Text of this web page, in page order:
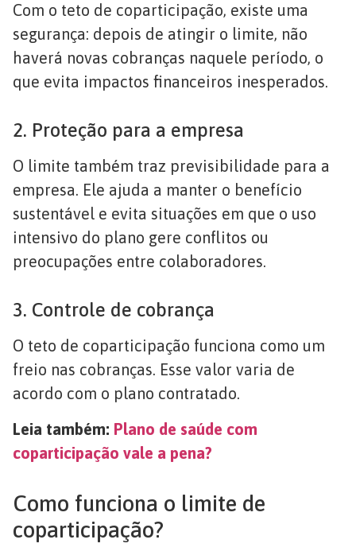
Com o teto de coparticipação, existe uma
segurança: depois de atingir o limite, não
haverá novas cobranças naquele período, o
que evita impactos financeiros inesperados.
2. Proteção para a empresa
O limite também traz previsibilidade para a
empresa. Ele ajuda a manter o benefício
sustentável e evita situações em que o uso
intensivo do plano gere conflitos ou
preocupações entre colaboradores.
3. Controle de cobrança
O teto de coparticipação funciona como um
freio nas cobranças. Esse valor varia de
acordo com o plano contratado.
Leia também: Plano de saúde com
coparticipação vale a pena?
Como funciona o limite de
coparticipação?